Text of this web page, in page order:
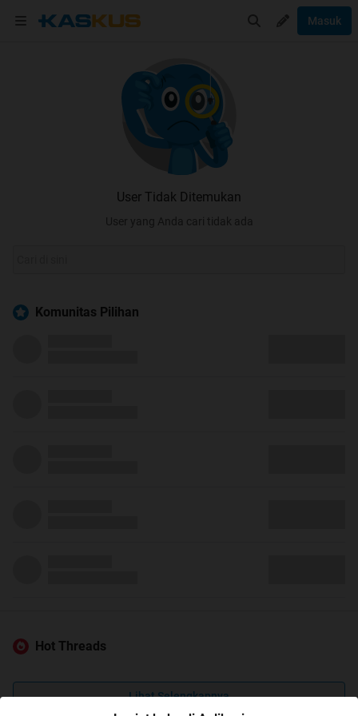
Masuk
User Tidak Ditemukan
User yang Anda cari tidak ada
Komunitas Pilihan
Hot Threads
Lihat Selengkapnya